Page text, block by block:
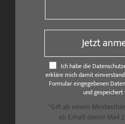
Jetzt
Ich habe die
erkläre mich damit
Formular eingegebenen
und
*Gilt ab einem
ab Erhalt dieser Mail